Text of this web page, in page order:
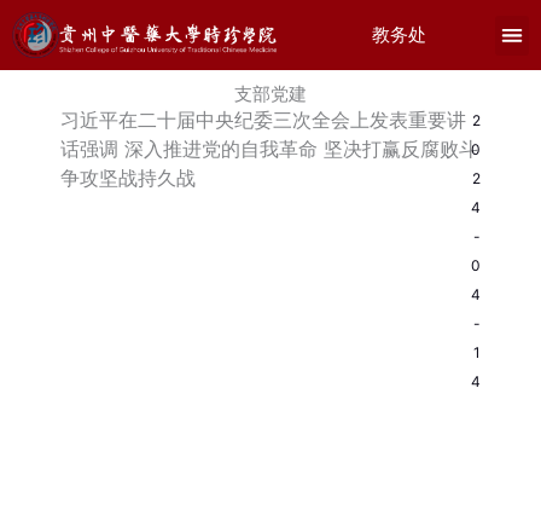
至
内
教务处
支部党建
习近平在二十届中央纪委三次全会上发表重要讲
话强调 深入推进党的自我革命 坚决打赢反腐败斗
争攻坚战持久战
2
0
2
4
-
0
4
-
1
4